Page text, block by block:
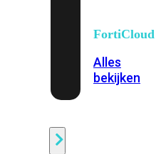
FortiCloud
Alles
bekijken